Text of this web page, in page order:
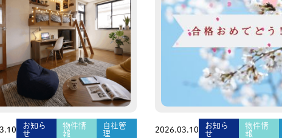
お知ら
せ
物件情
報
自社管
理
2026.03.10
お知ら
せ
物件情
報